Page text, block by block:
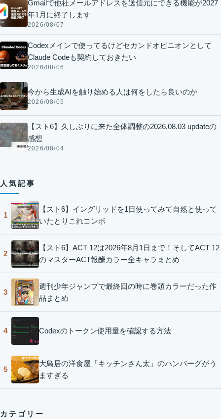
Gmailで他社メールアドレスを送信元にできる機能が2027
年1月に終了します
2026/08/07
Codexメインで使ってるけどセカンドオピニオンとして
Claude Codeも契約しておきたい
2026/08/06
今から生成AIを触り始める人は何をしたら良いのか
2026/08/05
【スト6】久しぶりに来た全体調整の2026.08.03 updateの
感想
2026/08/04
人気記事
1
【スト6】イングリッドを1日使ってみて自然と使って
いたとりこれコンボ
2
【スト6】ACT 12は2026年8月1日まで！そしてACT 12
のマスターACT報酬カラー全キャラまとめ
3
週刊少年ジャンプで最終回の時に巻頭カラーだった作
品まとめ
4 Codexのトークン使用量を確認する方法
5
大鳥居の洋食屋「キッチンさん太」のハンバーグがう
ますぎる
カテゴリー